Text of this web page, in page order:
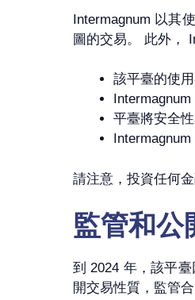
Intermagnum 以其
圖的交易。 此外，
該平臺的使
平臺將安全
請注意，投資任何
監管和公
到 2024 年，該平
開交易性質，監管